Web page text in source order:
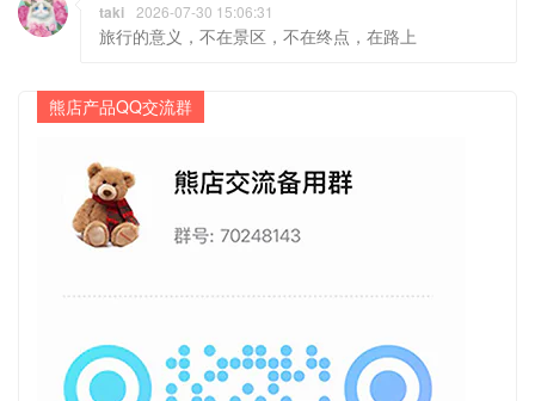
taki 2026-07-30 15:06:31
旅行的意义，不在景区，不在终点，在路上
熊店产品QQ交流群